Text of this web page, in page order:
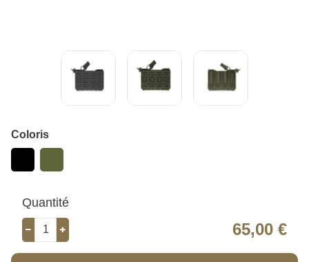
Coloris
Quantité
65,00 €